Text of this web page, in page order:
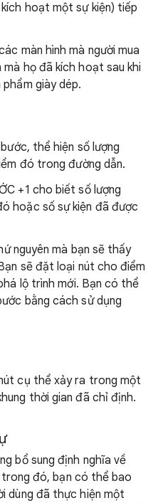
hoạt một sự kiện) tiếp
màn hình mà người mua
họ đã kích hoạt sau khi
giày dép.
thể hiện số lượng
đó trong đường dẫn.
+1 cho biết số lượng
hoặc số sự kiện đã được
nguyên mà bạn sẽ thấy
sẽ đặt loại nút cho điểm
lộ trình mới. Bạn có thể
bằng cách sử dụng
cụ thể xảy ra trong một
thời gian đã chỉ định.
bổ sung định nghĩa về
đó, bạn có thể bao
dùng đã thực hiện một